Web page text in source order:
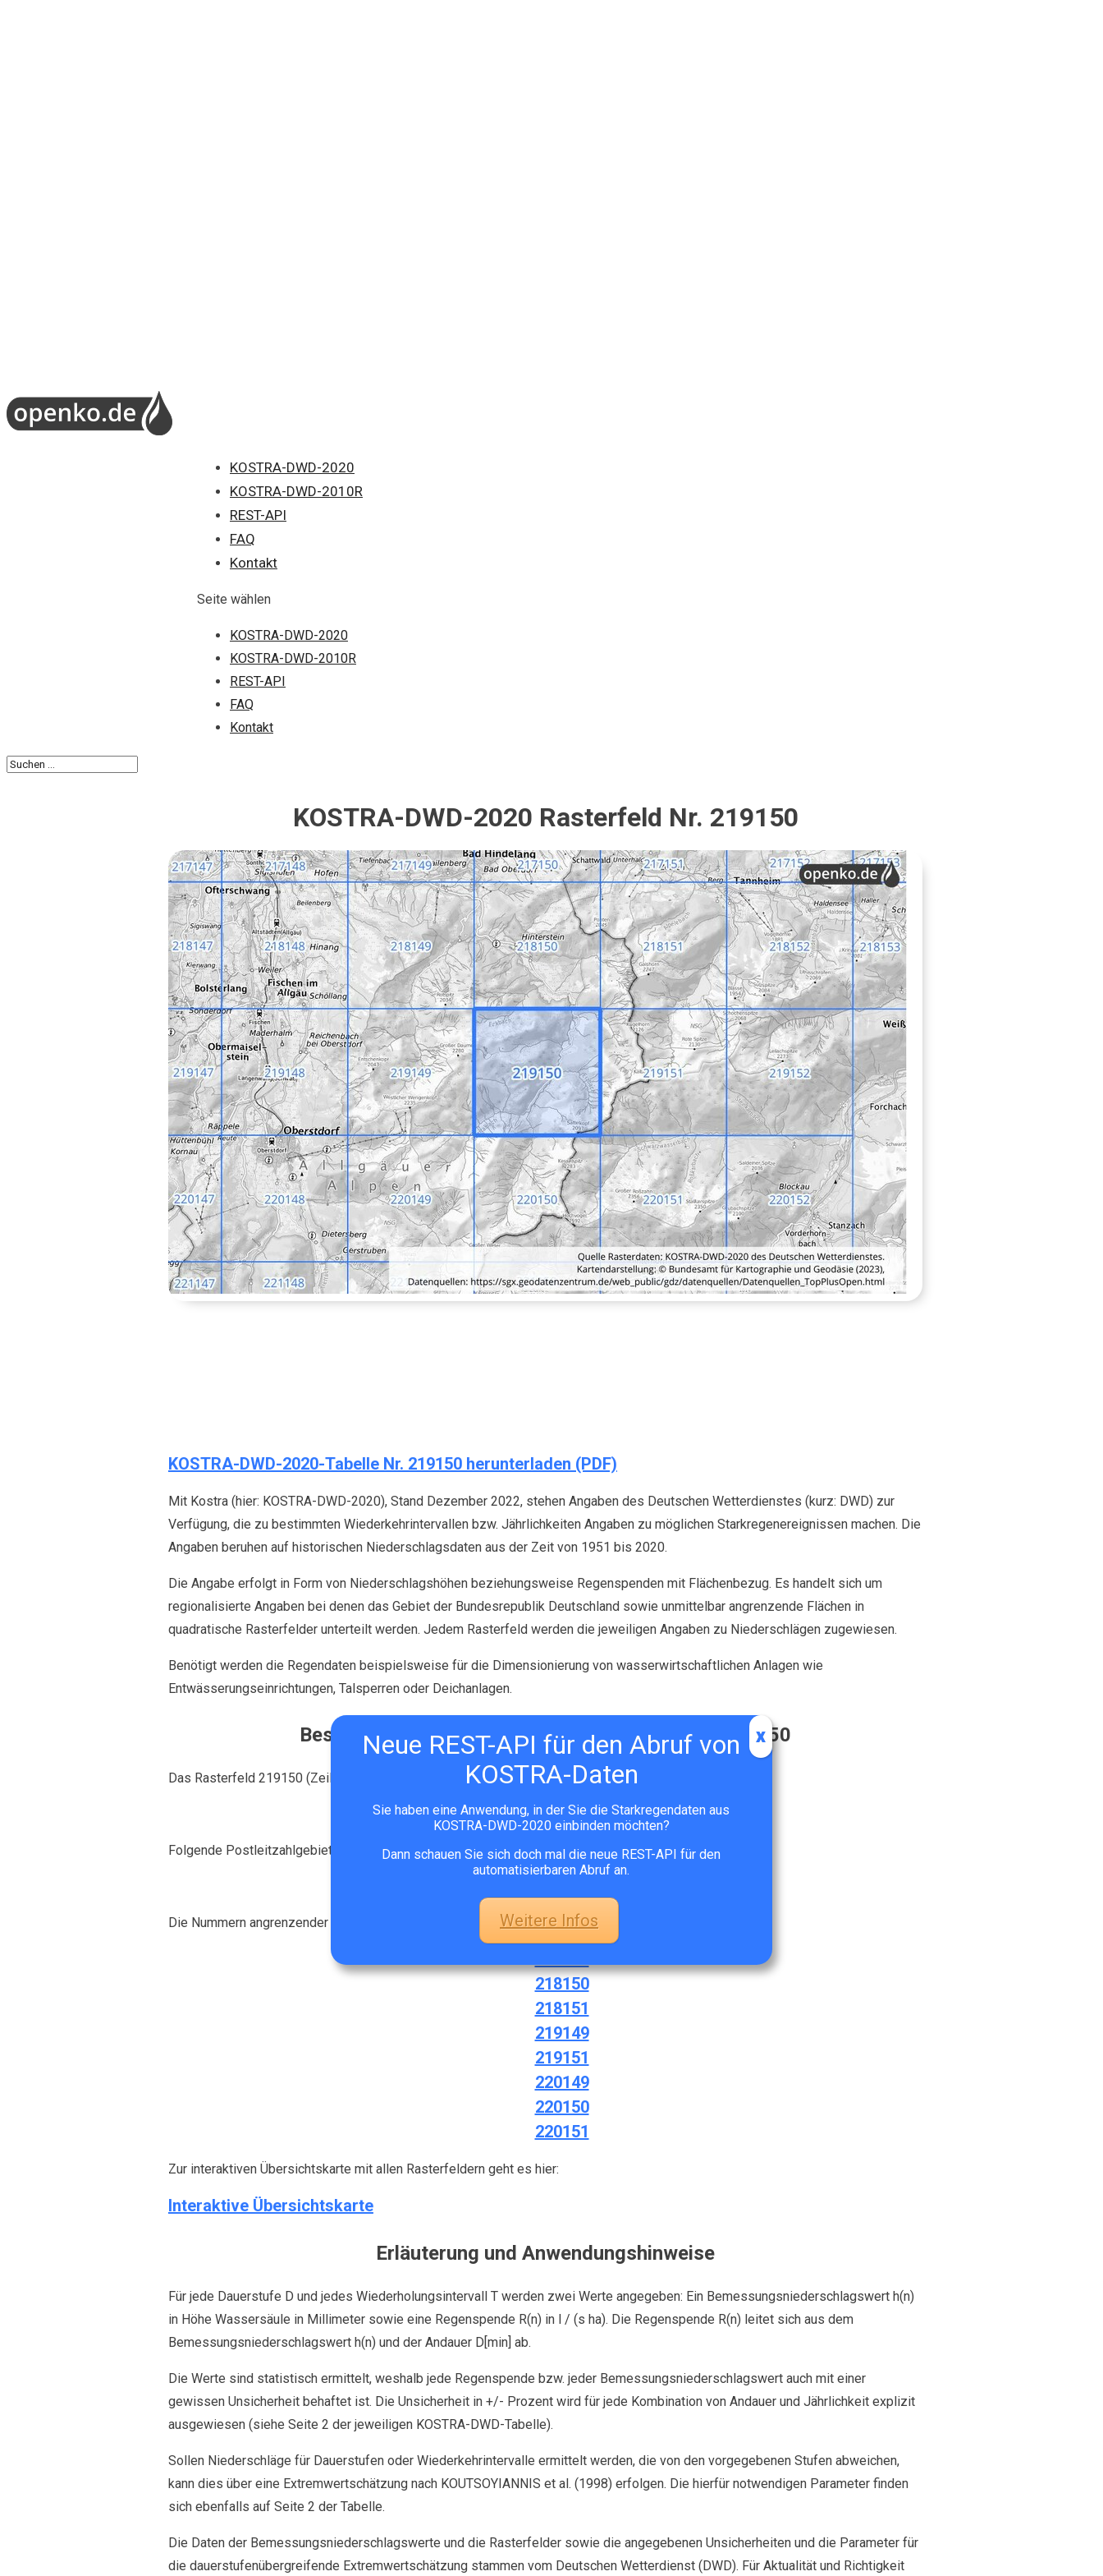
KOSTRA-DWD-2020
KOSTRA-DWD-2010R
REST-API
FAQ
Kontakt
Seite wählen
KOSTRA-DWD-2020
KOSTRA-DWD-2010R
REST-API
FAQ
Kontakt
KOSTRA-DWD-2020 Rasterfeld Nr. 219150
KOSTRA-DWD-2020-Tabelle Nr. 219150 herunterladen (PDF)
Mit Kostra (hier: KOSTRA-DWD-2020), Stand Dezember 2022, stehen Angaben des Deutschen Wetterdienstes (kurz: DWD) zur
Verfügung, die zu bestimmten Wiederkehrintervallen bzw. Jährlichkeiten Angaben zu möglichen Starkregenereignissen machen. Die
Angaben beruhen auf historischen Niederschlagsdaten aus der Zeit von 1951 bis 2020.
Die Angabe erfolgt in Form von Niederschlagshöhen beziehungsweise Regenspenden mit Flächenbezug. Es handelt sich um
regionalisierte Angaben bei denen das Gebiet der Bundesrepublik Deutschland sowie unmittelbar angrenzende Flächen in
quadratische Rasterfelder unterteilt werden. Jedem Rasterfeld werden die jeweiligen Angaben zu Niederschlägen zugewiesen.
Benötigt werden die Regendaten beispielsweise für die Dimensionierung von wasserwirtschaftlichen Anlagen wie
Entwässerungseinrichtungen, Talsperren oder Deichanlagen.
Beschreibung des KOSTRA-DWD-Rasterfeldes 219150
Das Rasterfeld 219150 (Zeile 219, Spalte 150) umfasst insgesamt 1 Verwaltungsgebiet(e):
Gemeinde Bad Hindelang (Bayern)
Folgende Postleitzahlgebiete tangieren das Rasterfeld:
Die Nummern angrenzender Rasterfelder lauten:
218150
218151
219149
219151
220149
220150
220151
Zur interaktiven Übersichtskarte mit allen Rasterfeldern geht es hier:
Interaktive Übersichtskarte
Erläuterung und Anwendungshinweise
Für jede Dauerstufe D und jedes Wiederholungsintervall T werden zwei Werte angegeben: Ein Bemessungsniederschlagswert h(n)
in Höhe Wassersäule in Millimeter sowie eine Regenspende R(n) in l / (s ha). Die Regenspende R(n) leitet sich aus dem
Bemessungsniederschlagswert h(n) und der Andauer D[min] ab.
Die Werte sind statistisch ermittelt, weshalb jede Regenspende bzw. jeder Bemessungsniederschlagswert auch mit einer
gewissen Unsicherheit behaftet ist. Die Unsicherheit in +/- Prozent wird für jede Kombination von Andauer und Jährlichkeit explizit
ausgewiesen (siehe Seite 2 der jeweiligen KOSTRA-DWD-Tabelle).
Sollen Niederschläge für Dauerstufen oder Wiederkehrintervalle ermittelt werden, die von den vorgegebenen Stufen abweichen,
kann dies über eine Extremwertschätzung nach KOUTSOYIANNIS et al. (1998) erfolgen. Die hierfür notwendigen Parameter finden
sich ebenfalls auf Seite 2 der Tabelle.
Die Daten der Bemessungsniederschlagswerte und die Rasterfelder sowie die angegebenen Unsicherheiten und die Parameter für
die dauerstufenübergreifende Extremwertschätzung stammen vom Deutschen Wetterdienst (DWD). Für Aktualität und Richtigkeit
Neue REST-API für den Abruf von
KOSTRA-Daten
Sie haben eine Anwendung, in der Sie die Starkregendaten aus
KOSTRA-DWD-2020 einbinden möchten?
Dann schauen Sie sich doch mal die neue REST-API für den
automatisierbaren Abruf an.
Weitere Infos
x